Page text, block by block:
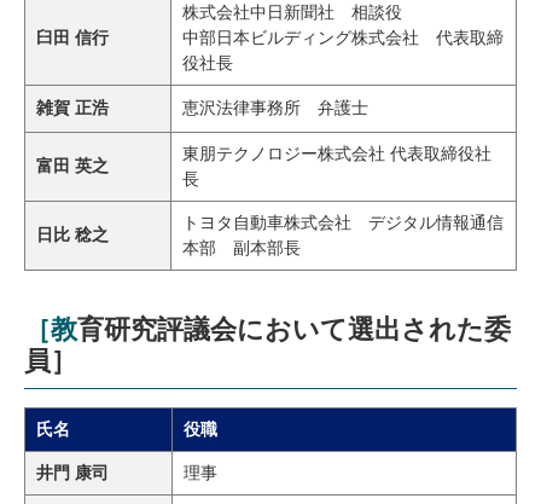
臼田 信行
株式会社中日新聞社 相談役
中部日本ビルディング株式会社 代表取締
役社長
雑賀 正浩 恵沢法律事務所 弁護士
富田 英之
東朋テクノロジー株式会社 代表取締役社
長
日比 稔之
トヨタ自動車株式会社 デジタル情報通信
本部 副本部長
［教育研究評議会において選出された委
員］
氏名 役職
井門 康司 理事